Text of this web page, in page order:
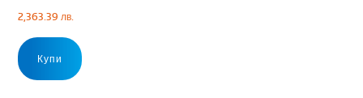
2,363.39 лв.
Купи